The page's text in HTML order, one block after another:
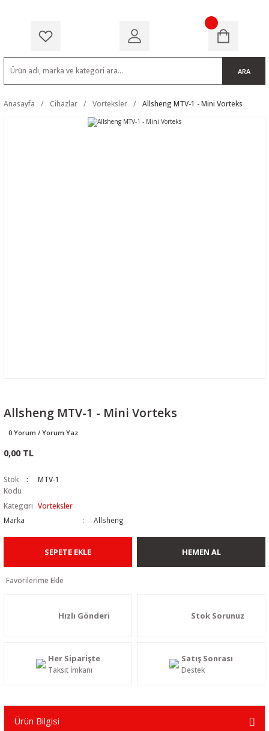
ARA
Anasayfa Cihazlar Vorteksler Allsheng MTV-1 - Mini Vorteks
Allsheng MTV-1 - Mini Vorteks
0 Yorum / Yorum Yaz
0,00 TL
Stok
Kodu
MTV-1
Kategori Vorteksler
Marka
Allsheng
SEPETE EKLE HEMEN AL
Hızlı Gönderi Stok Sorunuz
Her Siparişte
Taksit İmkanı
Satış Sonrası
Destek
Ürün Bilgisi